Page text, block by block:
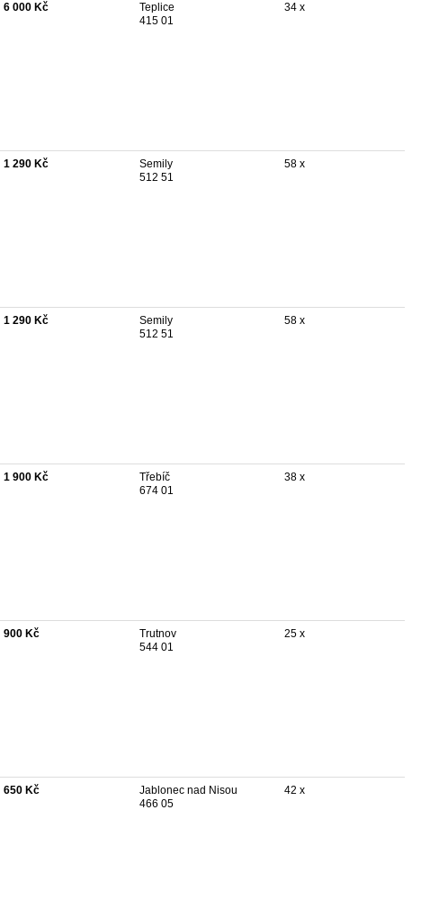
6 000 Kč
Teplice
415 01
34 x
1 290 Kč
Semily
512 51
58 x
1 290 Kč
Semily
512 51
58 x
1 900 Kč
Třebíč
674 01
38 x
900 Kč
Trutnov
544 01
25 x
650 Kč
Jablonec nad Nisou
466 05
42 x